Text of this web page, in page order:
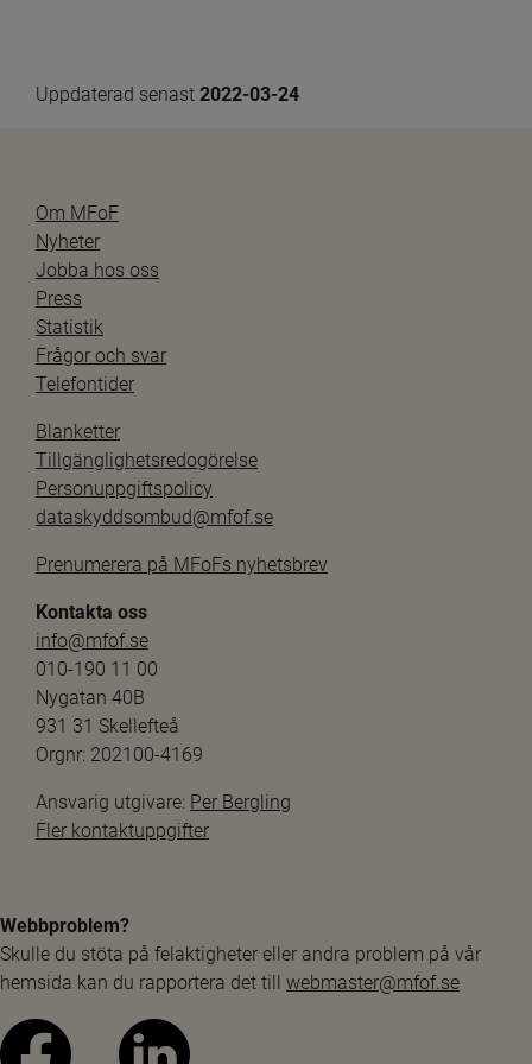
Uppdaterad senast 2022-03-24
Om MFoF
Nyheter
Jobba hos oss
Press
Statistik
Frågor och svar
Telefontider
Blanketter
Tillgänglighetsredogörelse
Personuppgiftspolicy
dataskyddsombud@mfof.se
Prenumerera på MFoFs nyhetsbrev
Kontakta oss
info@mfof.se
010-190 11 00
Nygatan 40B
931 31 Skellefteå
Orgnr: 202100-4169
Ansvarig utgivare: Per Bergling
Fler kontaktuppgifter
Webbproblem?
Skulle du stöta på felaktigheter eller andra problem på vår
hemsida kan du rapportera det till webmaster@mfof.se